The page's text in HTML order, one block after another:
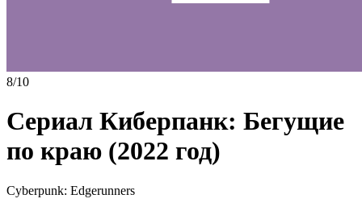
8/10
Сериал Киберпанк: Бегущие
по краю (2022 год)
Cyberpunk: Edgerunners